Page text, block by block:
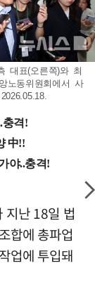
대표(오른쪽)와 최
노동위원회에서 사
지난 18일 법
합에 총파업
업에 투입돼